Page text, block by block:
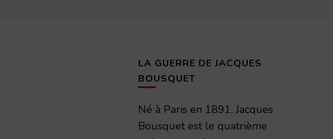
LA GUERRE DE JACQUES
BOUSQUET
Né à Paris en 1891, Jacques
Bousquet est le quatrième